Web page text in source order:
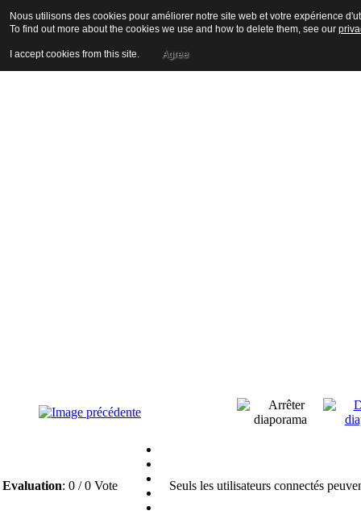
Evaluation: 0 / 0 Vote Seuls les utilisateurs connectés
Nous utilisons des cookies pour améliorer notre site web et votre expérience
To find out more about the cookies we use and how to delete them, see our
I accept cookies from this site. Agree